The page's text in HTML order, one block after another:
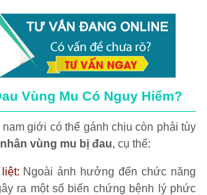
Vùng Mu Có Nguy Hiểm?
giới có thể gánh chịu còn phải tùy
vùng mu bị đau, cụ thể:
Ngoài ảnh hưởng đến chức năng
ra một số biến chứng bệnh lý phức